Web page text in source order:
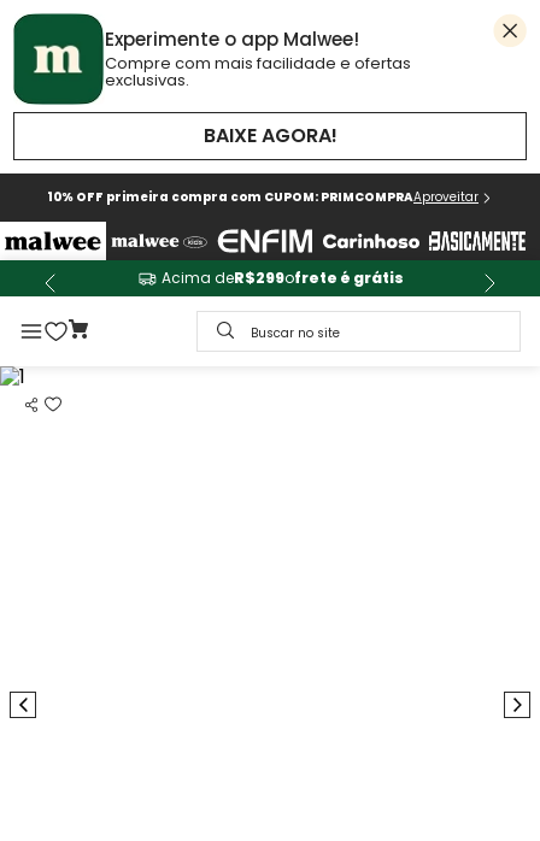
Experimente o app Malwee!
Compre com mais facilidade e ofertas
exclusivas.
BAIXE AGORA!
10% OFF primeira compra com CUPOM: PRIMCOMPRAAproveitar
Acima deR$299ofrete é grátis
Buscar no site